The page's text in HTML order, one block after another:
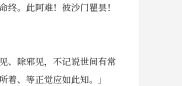
。此阿难！彼沙门瞿昙！
、除邪见，不记说世间有常
、等正觉应如此知。」